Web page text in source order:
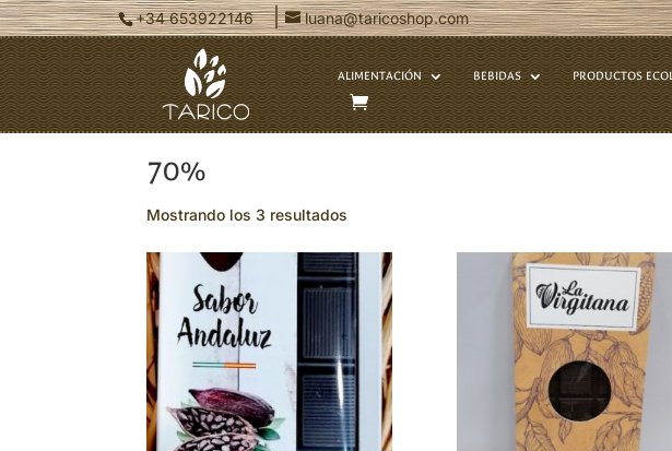
+34 653922146 | luana@taricoshop.com
ALIMENTACIÓN BEBIDAS PRODUCTOS
Inicio/ Productos etiquetados “70%”
70%
Mostrando los 3 resultados